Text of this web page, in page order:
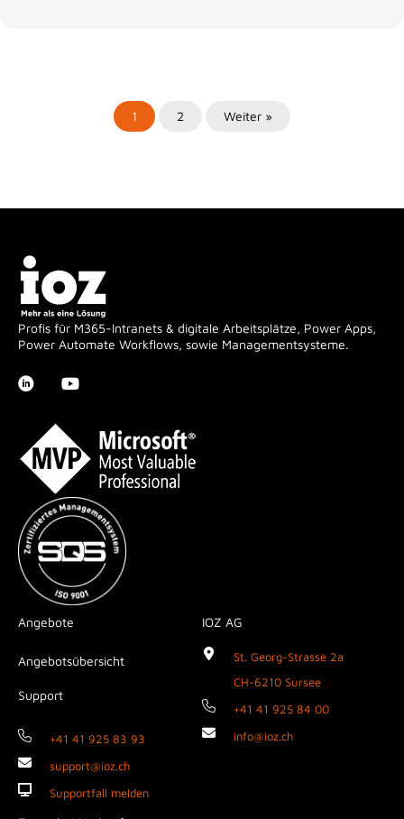
1 2 Weiter »
Profis für M365-Intranets & digitale Arbeitsplätze, Power Apps,
Power Automate Workflows, sowie Managementsysteme.
Angebote
Angebotsübersicht
Support
+41 41 925 83 93
support@ioz.ch
Supportfall melden
IOZ AG
St. Georg-Strasse 2a
CH-6210 Sursee
+41 41 925 84 00
info@ioz.ch